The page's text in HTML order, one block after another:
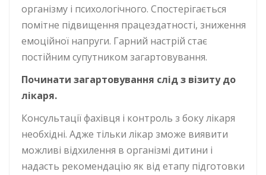
організму і психологічного. Спостерігається
помітне підвищення працездатності, зниження
емоційної напруги. Гарний настрій стає
постійним супутником загартовування.
Починати загартовування слід з візиту до
лікаря.
Консультації фахівця і контроль з боку лікаря
необхідні. Адже тільки лікар зможе виявити
можливі відхилення в організмі дитини і
надасть рекомендацію як від етапу підготовки